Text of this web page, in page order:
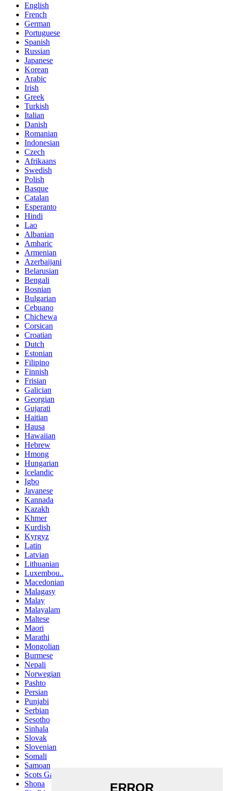
English
French
German
Portuguese
Spanish
Russian
Japanese
Korean
Arabic
Irish
Greek
Turkish
Italian
Danish
Romanian
Indonesian
Czech
Afrikaans
Swedish
Polish
Basque
Catalan
Esperanto
Hindi
Lao
Albanian
Amharic
Armenian
Azerbaijani
Belarusian
Bengali
Bosnian
Bulgarian
Cebuano
Chichewa
Corsican
Croatian
Dutch
Estonian
Filipino
Finnish
Frisian
Galician
Georgian
Gujarati
Haitian
Hausa
Hawaiian
Hebrew
Hmong
Hungarian
Icelandic
Igbo
Javanese
Kannada
Kazakh
Khmer
Kurdish
Kyrgyz
Latin
Latvian
Lithuanian
Luxembou..
Macedonian
Malagasy
Malay
Malayalam
Maltese
Maori
Marathi
Mongolian
Burmese
Nepali
Norwegian
Pashto
Persian
Punjabi
Serbian
Sesotho
Sinhala
Slovak
Slovenian
Somali
Samoan
Scots Gaelic
Shona